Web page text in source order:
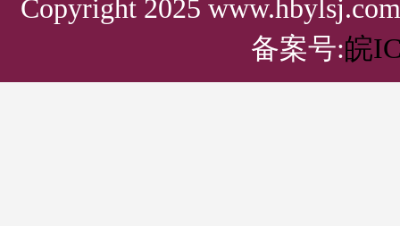
Copyright 2025
备案号:皖